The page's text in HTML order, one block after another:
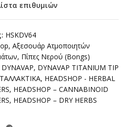
επιθυμιών
HSKDV64
, Αξεσουάρ Ατμοποιητών
, Πίπες Νερού (Bongs)
, DYNAVAP TITANIUM TIP
, HEADSHOP - HERBAL
, HEADSHOP – CANNABINOID
, HEADSHOP – DRY HERBS